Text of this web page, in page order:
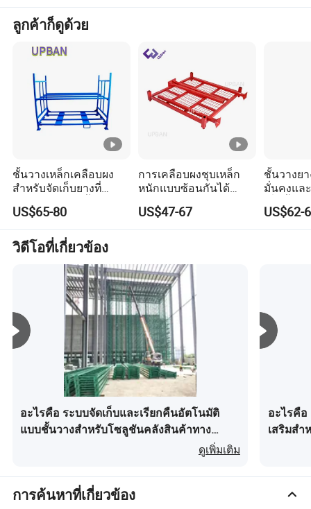
เรามีกำลังการผลิต 200,000 ชุดต่อปีสำหรับอุปกรณ์โลจิสติ
กส์เช่นเหล็กกันโครงเหล็กชั้นเหล็กบรรจุภัณฑ์เหล็กเรามี
ระบบการผลิตที่สมบูรณ์แบบและสามารถดำเนินการได้ทุก
ประกอบ เราเชื่อมผลิตภัณฑ์ด้วยวิธีการสายการผลิตขั้นสูง
และมี
ความสามารถในการผลิตที่ยืดหยุ่น
2 ความสามารถในการควบคุมคุณภาพที่สมบูรณ์แบบ
มาตรฐานการรับรองคุณภาพผลิตภัณฑ์อย่างสมบูรณ์และ
ด้านของการผลิตตั้งแต่การซื้อวัสดุไปจนถึงการส่งมอบ หลัง
จากใช้ความพยายามเป็นเวลาหลายปีคุณภาพผลิตภัณฑ์ที่มี
3 เราจะยึดมั่นในจิตวิญญาณ " ลองพยายามอย่างเต็มที่และ
ทำงานร่วมกับหัวใจของเราทั้งความแม่นยำและความ
สมบูรณ์แบบ " เพื่อมอบสิ่งที่ดีที่สุดของเรา
ผลิตภัณฑ์และบริการสำหรับลูกค้า
แล้วโรงงานของเราล่ะ
ลูกค้าก็ดูด้วย
ชั้นวางเหล็กเคลือบผง
สำหรับจัดเก็บยางที่
ทนทาน รองรับน้ำหนัก
มาก เพื่อการจัดระเบียบที่
ง่าย
US$65-80
การเคลือบผงชุบเหล็ก
หนักแบบซ้อนกันได้
สำหรับการจัดเก็บยางใน
คลังสินค้า
US$47-67
ชั้นวางย
มั่นคงแล
เพิ่มขึ้น
US$62-
วิดีโอที่เกี่ยวข้อง
อะไรคือ ระบบจัดเก็บและเรียกคืนอัตโนมัติ
แบบชั้นวางสำหรับโซลูชันคลังสินค้าทาง
ดูเพิ่มเติม
อะไรคื
เสริมส
การค้นหาที่เกี่ยวข้อง